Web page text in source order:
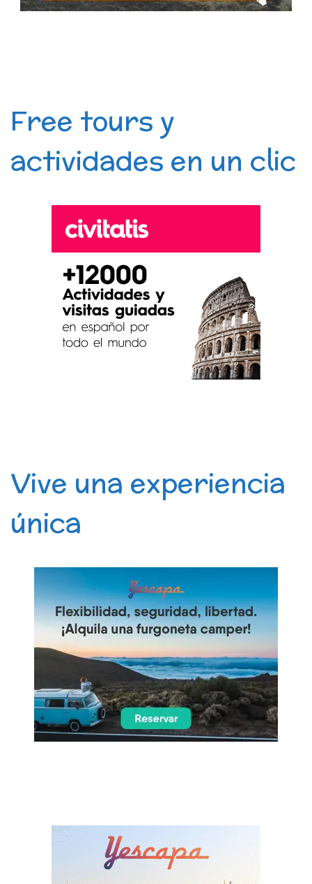
Free tours y
actividades en un clic
Vive una experiencia
única